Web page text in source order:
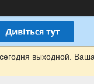
выходной.